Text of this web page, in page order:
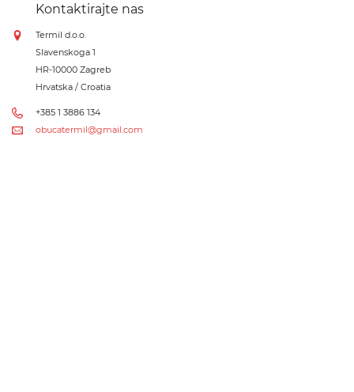
Kontaktirajte nas
Termil d.o.o.
Slavenskoga 1
HR-10000 Zagreb
Hrvatska / Croatia
+385 1 3886 134
obucatermil@gmail.com